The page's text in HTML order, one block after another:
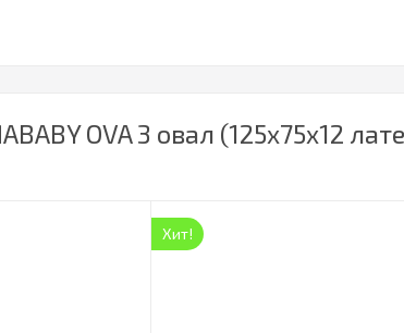
OVA 3 овал (125х75х12
Хит!